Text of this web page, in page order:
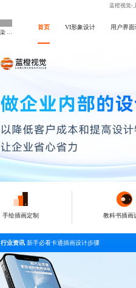
蓝橙视觉-
提升插画视觉感染力
首页 VI形象设计 用户界面
手绘插画定制 教科书插画
行业资讯 新手必看卡通插画设计步骤